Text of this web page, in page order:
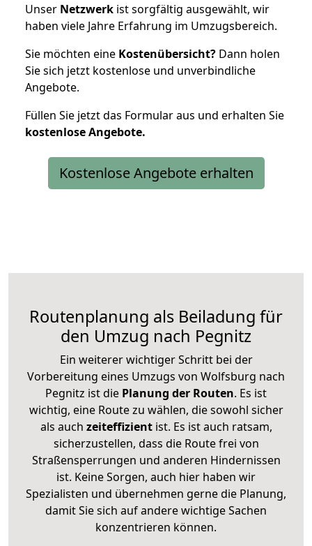
Unser Netzwerk ist sorgfältig ausgewählt, wir
haben viele Jahre Erfahrung im Umzugsbereich.
Sie möchten eine Kostenübersicht? Dann holen
Sie sich jetzt kostenlose und unverbindliche
Angebote.
Füllen Sie jetzt das Formular aus und erhalten Sie
kostenloseAngebote.
Kostenlose Angebote erhalten
Routenplanung als Beiladung für
den Umzug nach Pegnitz
Ein weiterer wichtiger Schritt bei der
Vorbereitung eines Umzugs von Wolfsburg nach
Pegnitz ist die Planung der Routen. Es ist
wichtig, eine Route zu wählen, die sowohl sicher
als auch zeiteffizientist. Es ist auch ratsam,
sicherzustellen, dass die Route frei von
Straßensperrungen und anderen Hindernissen
ist. Keine Sorgen, auch hier haben wir
Spezialisten und übernehmen gerne die Planung,
damit Sie sich auf andere wichtige Sachen
konzentrieren können.